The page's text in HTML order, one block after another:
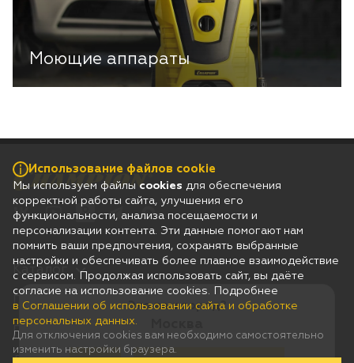
Это ваш город?
Моющие аппараты
Гарантия
Покупателям
Каталог
Использование файлов cookie
Мы используем файлы cookies для обеспечения
корректной работы сайта, улучшения его
функциональности, анализа посещаемости и
персонализации контента. Эти данные помогают нам
помнить ваши предпочтения, сохранять выбранные
настройки и обеспечивать более плавное взаимодействие
с сервисом. Продолжая использовать сайт, вы даёте
согласие на использование cookies. Подробнее
в Соглашении об использовании сайта и обработке
персональных данных.
Для отключения cookies вам необходимо самостоятельно
изменить настройки браузера.